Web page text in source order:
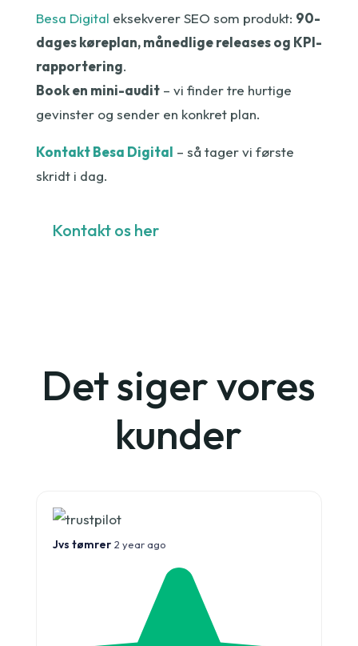
Besa Digital eksekverer SEO som produkt: 90-
dages køreplan, månedlige releases og KPI-
rapportering.
Book en mini-audit– vi finder tre hurtige
gevinster og sender en konkret plan.
Kontakt Besa Digital – så tager vi første
skridt i dag.
Kontakt os her
Det siger vores
kunder
Jvs tømrer 2 year ago